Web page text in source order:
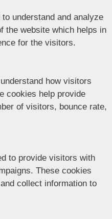
understand and analyze
the website which helps in
for the visitors.
how visitors
cookies help provide
of visitors, bounce rate,
to provide visitors with
These cookies
collect information to